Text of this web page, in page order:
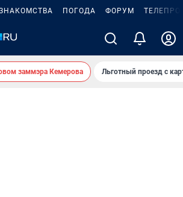
ПОГОДА ФОРУМ
заммэра Кемерова Льготный проезд с